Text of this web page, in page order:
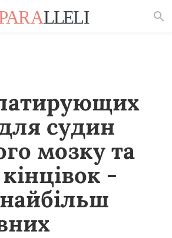
судин
мозку та
-